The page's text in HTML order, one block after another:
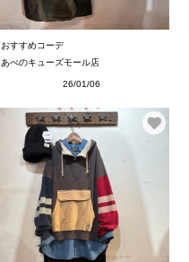
おすすめコーデ
あべのキューズモール店
26/01/06